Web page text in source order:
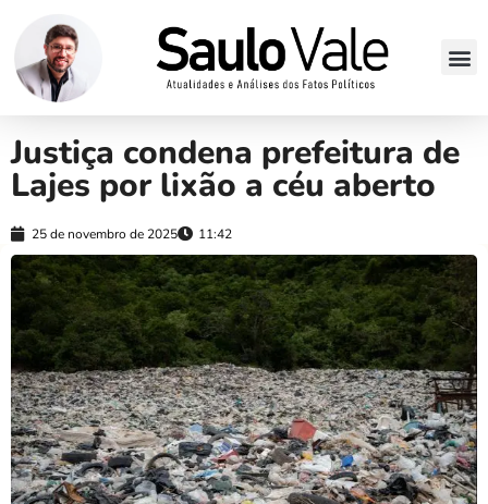
Justiça condena prefeitura de
Lajes por lixão a céu aberto
25 de novembro de 2025 11:42